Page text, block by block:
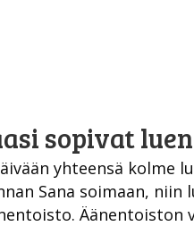
sopivat
yhteensä kolme
Sana soimaan,